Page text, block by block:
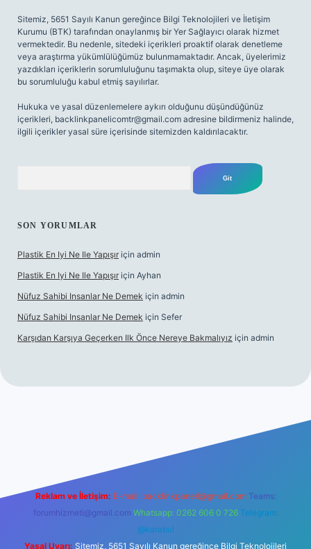
Sitemiz, 5651 Sayılı Kanun gereğince Bilgi Teknolojileri ve İletişim
Kurumu (BTK) tarafından onaylanmış bir Yer Sağlayıcı olarak hizmet
vermektedir. Bu nedenle, sitedeki içerikleri proaktif olarak denetleme
veya araştırma yükümlülüğümüz bulunmamaktadır. Ancak, üyelerimiz
yazdıkları içeriklerin sorumluluğunu taşımakta olup, siteye üye olarak
bu sorumluluğu kabul etmiş sayılırlar.
Hukuka ve yasal düzenlemelere aykırı olduğunu düşündüğünüz
içerikleri, backlinkpanelicomtr@gmail.com adresine bildirmeniz halinde,
ilgili içerikler yasal süre içerisinde sitemizden kaldırılacaktır.
SON YORUMLAR
Plastik En Iyi Ne Ile Yapışır için admin
Plastik En Iyi Ne Ile Yapışır için Ayhan
Nüfuz Sahibi Insanlar Ne Demek için admin
Nüfuz Sahibi Insanlar Ne Demek için Sefer
Karşıdan Karşıya Geçerken Ilk Önce Nereye Bakmalıyız için admin
Reklam ve İletişim: E-mail: backlinkpaneli@gmail.com Teams:
forumhizmeti@gmail.com Whatsapp: 0262 606 0 726 Telegram:
@karabul
Yasal Uyarı: Sitemiz, 5651 Sayılı Kanun gereğince Bilgi Teknolojileri